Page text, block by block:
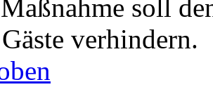
soll
verhindern.